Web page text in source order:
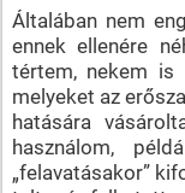
Általában nem
ennek ellenére
tértem, nekem is
melyeket az
hatására
használom,
„felavatásakor”